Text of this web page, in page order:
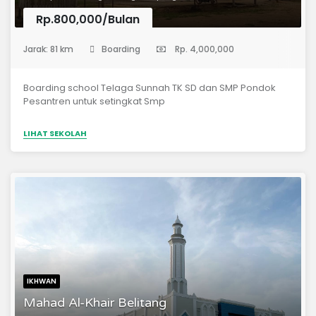
Rp.800,000/Bulan
Jarak: 81 km Boarding Rp. 4,000,000
Boarding school Telaga Sunnah TK SD dan SMP Pondok
Pesantren untuk setingkat Smp
LIHAT SEKOLAH
IKHWAN
Mahad Al-Khair Belitang